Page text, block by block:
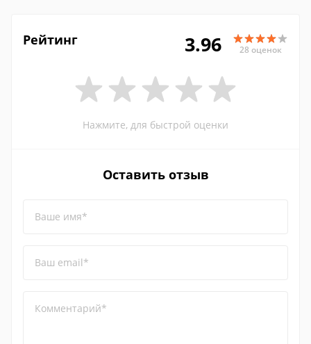
Рейтинг 3.96 28 оценок
Нажмите, для быстрой оценки
Оставить отзыв
Ваше имя*
Ваш email*
Комментарий*